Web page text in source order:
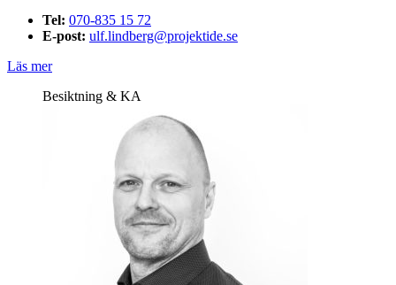
Tel: 070-835 15 72
E-post: ulf.lindberg@projektide.se
Läs mer
Besiktning & KA